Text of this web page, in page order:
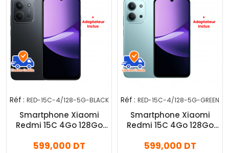
Réf : RED-15C-4/128-5G-BLACK
Smartphone Xiaomi
Redmi 15C 4Go 128Go
599,000 DT
Réf : RED-15C-4/128-5G-GREEN
Smartphone Xiaomi
Redmi 15C 4Go 128Go
599,000 DT